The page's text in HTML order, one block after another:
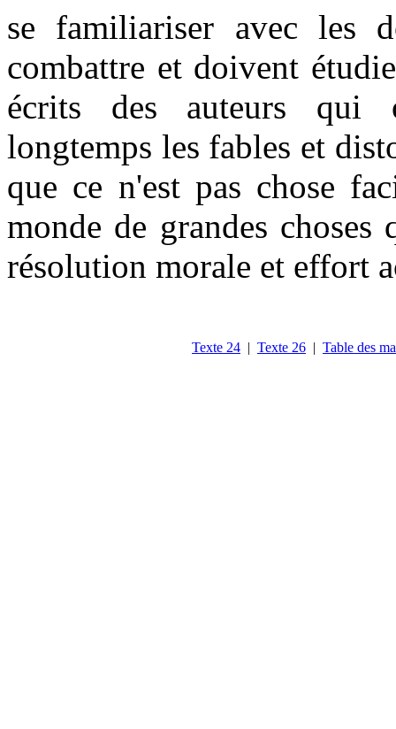
se familiariser avec les
combattre et doivent
écrits des auteurs qui
longtemps les fables et
que ce n'est pas chose
monde de grandes choses
résolution morale et effort
Texte 24 | Texte 26 | Table des